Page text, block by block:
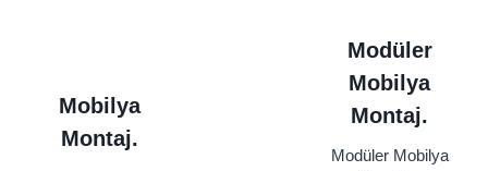
Mobilya
Montaj.
Modüler
Mobilya
Montaj.
Modüler Mobilya